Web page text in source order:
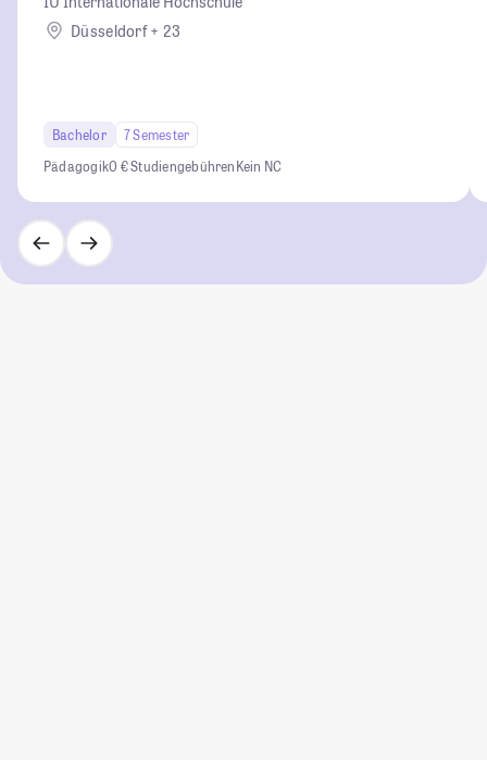
Düsseldorf + 23
Bachelor
7 Semester
Pädagogik0 € StudiengebührenKein NC